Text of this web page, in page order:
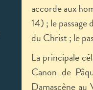
accorde aux
14) ; le passage
du Christ ; le
La principale
Canon de
Damascène au